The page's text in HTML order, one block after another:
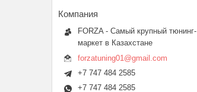
FORZA - Самый крупный тюнинг-
маркет в Казахстане
forzatuning01@gmail.com
+7 747 484 2585
+7 747 484 2585